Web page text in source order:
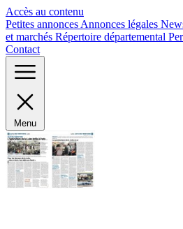
Accès au contenu
Petites annonces Annonces légales
et marchés Répertoire départemental
Contact
Menu
Panneau de gestion des cookies